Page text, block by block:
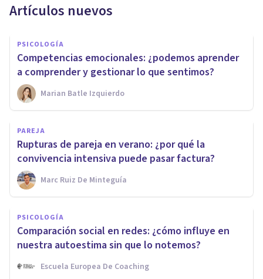
Artículos nuevos
PSICOLOGÍA
Competencias emocionales: ¿podemos aprender
a comprender y gestionar lo que sentimos?
Marian Batle Izquierdo
PAREJA
Rupturas de pareja en verano: ¿por qué la
convivencia intensiva puede pasar factura?
Marc Ruiz De Minteguía
PSICOLOGÍA
Comparación social en redes: ¿cómo influye en
nuestra autoestima sin que lo notemos?
Escuela Europea De Coaching